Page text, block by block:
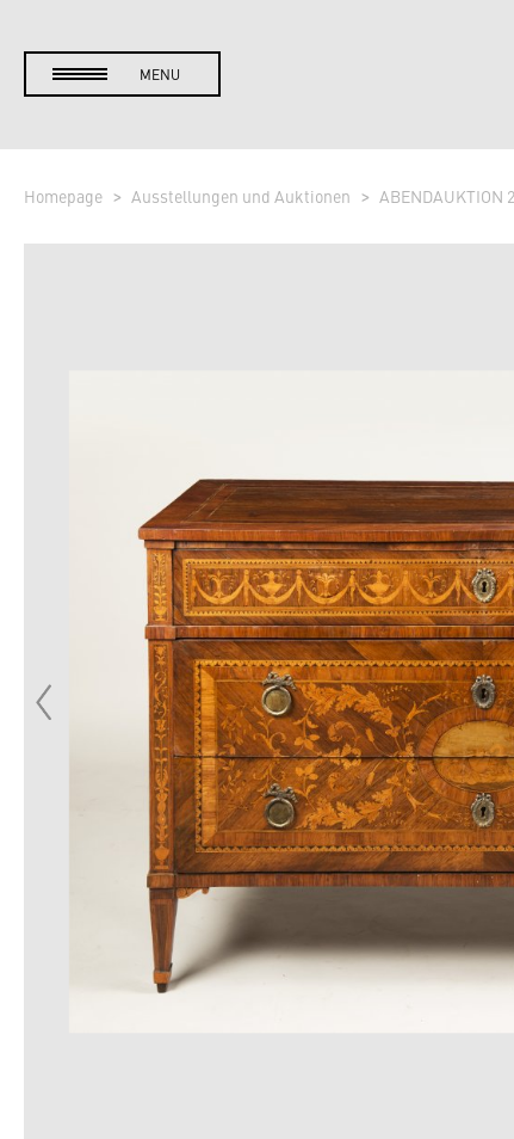
MENU
Homepage Ausstellungen und Auktionen ABENDAUKTION